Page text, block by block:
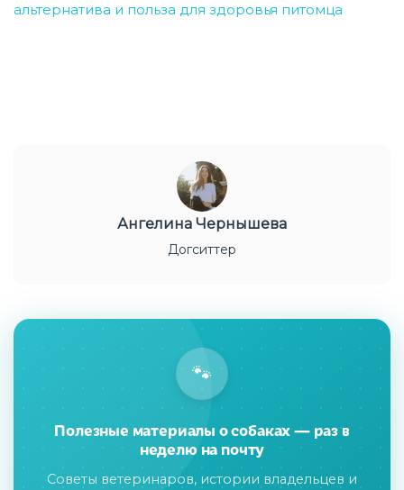
альтернатива и польза для здоровья питомца
Ангелина Чернышева
Догситтер
🐾
Полезные материалы о собаках — раз в
неделю на почту
Советы ветеринаров, истории владельцев и